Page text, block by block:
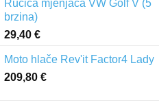
Ručica mjenjača VW Golf V (5
brzina)
29,40 €
Moto hlače Rev'it Factor4 Lady
209,80 €